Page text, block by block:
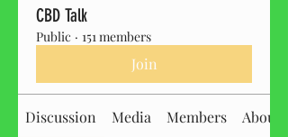
CBD Talk
Public · 151 members
Join
Discussion Media Members About